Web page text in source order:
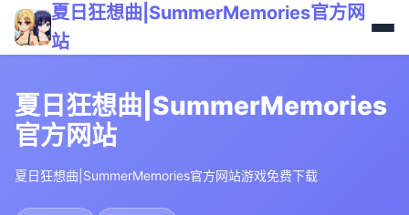
夏日狂想曲|SummerMemories官方网
站
夏日狂想曲|SummerMemories
官方网站
夏日狂想曲|SummerMemories官方网站游戏免费下载